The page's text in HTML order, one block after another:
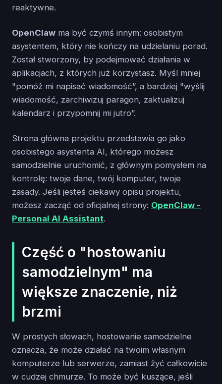
reaktywne.
OpenClaw ma być czymś innym: osobistym
asystentem, który nie kończy na udzielaniu porad.
Został stworzony, by podejmować działania w
aplikacjach, z których już korzystasz. Myśl mniej
"pomóż mi napisać wiadomość”, a bardziej "wyślij
wiadomość, zarchiwizuj paragon, zaktualizuj
kalendarz i przypomnij mi jutro”.
Strona główna projektu przedstawia go jako
osobistego asystenta AI, którego możesz
samodzielnie uruchomić, z głównym pomysłem na
kontrolę: twoje dane, twój komputer, twoje
zasady. Jeśli jesteś ciekawy opisu projektu,
możesz zacząć od oficjalnej strony: OpenClaw -
Personal AI Assistant.
Część o "hostowaniu
samodzielnym" ma
większe znaczenie, niż
brzmi
W prostych słowach, hostowanie samodzielne
oznacza, że może działać na twoim własnym
komputerze lub serwerze, zamiast żyć całkowicie
w cudzej chmurze. To może być kuszące, jeśli